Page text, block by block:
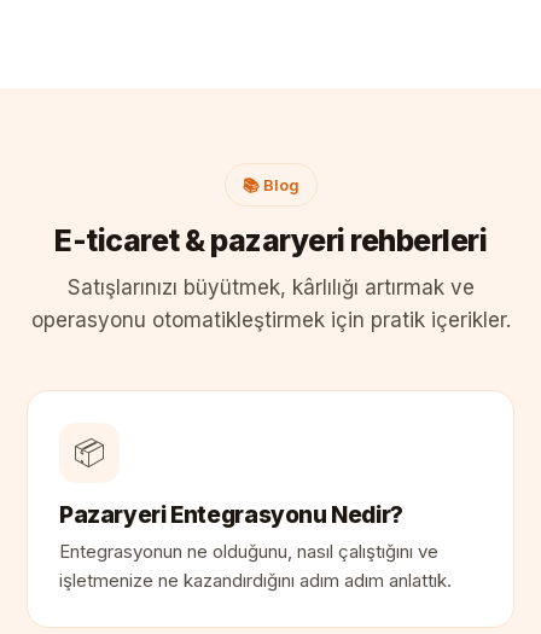
📚 Blog
E-ticaret & pazaryeri rehberleri
Satışlarınızı büyütmek, kârlılığı artırmak ve
operasyonu otomatikleştirmek için pratik içerikler.
📦
Pazaryeri Entegrasyonu Nedir?
Entegrasyonun ne olduğunu, nasıl çalıştığını ve
işletmenize ne kazandırdığını adım adım anlattık.